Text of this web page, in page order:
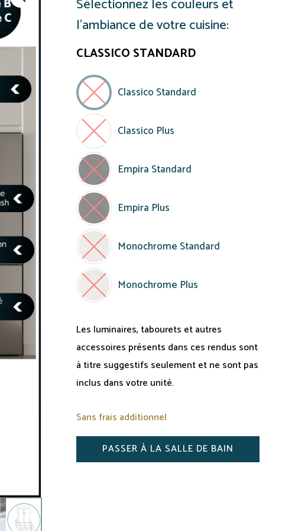
Sélectionnez les couleurs et
l’ambiance de votre cuisine:
CLASSICO STANDARD
Les luminaires, tabourets et autres
accessoires présents dans ces rendus sont
à titre suggestifs seulement et ne sont pas
inclus dans votre unité.
Sans frais additionnel
PASSER À LA SALLE DE BAIN